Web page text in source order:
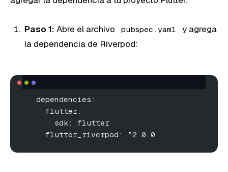
Paso 1: Abre el archivo pubspec.yaml
y agrega
la dependencia de Riverpod:
   dependencies:
     flutter:
       sdk: flutter
     flutter_riverpod: ^2.0.0